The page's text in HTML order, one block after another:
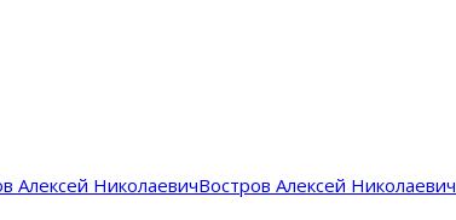
Востров Алексей Николаевич